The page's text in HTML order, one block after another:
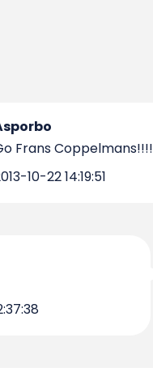
Frans Coppelmans!!!!
10-22 14:19:51